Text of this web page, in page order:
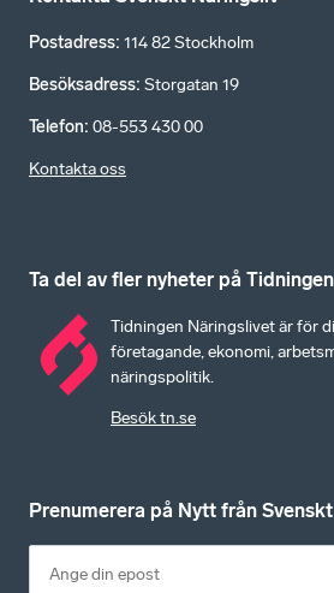
Postadress: 114 82 Stockholm
Besöksadress: Storgatan 19
Telefon: 08-553 430 00
Kontakta oss
Ta del av fler nyheter på
Tidningen Näringslivet är för
företagande, ekonomi,
näringspolitik.
Besök tn.se
Prenumerera på Nytt från